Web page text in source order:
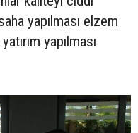
yapılması elzem
yapılması